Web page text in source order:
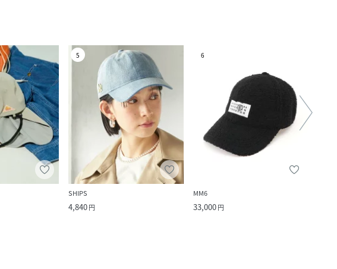
5
SHIPS
4,840円
6
MM6
33,000円